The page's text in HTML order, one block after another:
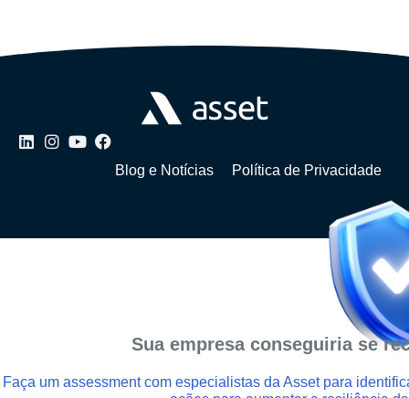
Blog e Notícias Política de Privacidade
Sua empresa conseguiria se
Faça um assessment com especialistas da Asset para